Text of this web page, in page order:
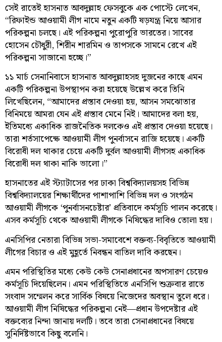
সেই রাতেই হাসনাত আবদুল্লাহ ফেসবুকে এক পোস্টে লেখেন,
“রিফাইন্ড আওয়ামী লীগ নামে নতুন একটি ষড়যন্ত্র নিয়ে আসার
পরিকল্পনা চলছে। এই পরিকল্পনা পুরোপুরি ভারতের। সাবের
হোসেন চৌধুরী, শিরীন শারমিন ও তাপসকে সামনে রেখে এই
পরিকল্পনা সাজানো হচ্ছে।”
১১ মার্চ সেনানিবাসে হাসনাত আবদুল্লাহসহ দুজনের কাছে এমন
একটি পরিকল্পনা উপস্থাপন করা হয়েছে উল্লেখ করে তিনি
লিখেছিলেন, “আমাদের প্রস্তাব দেওয়া হয়, আসন সমঝোতার
বিনিময়ে আমরা যেন এই প্রস্তাব মেনে নিই। আমাদের বলা হয়,
ইতিমধ্যে একাধিক রাজনৈতিক দলকেও এই প্রস্তাব দেওয়া হয়েছে।
তারা শর্তসাপেক্ষে আওয়ামী লীগ পুনর্বাসনে রাজি হয়েছে। একটি
বিরোধী দল থাকার চেয়ে একটি দুর্বল আওয়ামী লীগসহ একাধিক
বিরোধী দল থাকা নাকি ভালো।”
হাসনাতের এই স্ট্যাটাসের পর ঢাকা বিশ্ববিদ্যালয়সহ বিভিন্ন
বিশ্ববিদ্যালয়ের শিক্ষার্থীদের পাশাপাশি বিভিন্ন দল ও সংগঠন
আওয়ামী লীগকে ‘পুনর্বাসনচেষ্টার’ প্রতিবাদে কর্মসূচি পালন করেছে।
এসব কর্মসূচি থেকে আওয়ামী লীগকে নিষিদ্ধের দাবিও তোলা হয়।
এনসিপির নেতারা বিভিন্ন সভা-সমাবেশে বক্তব্য-বিবৃতিতে আওয়ামী
লীগের বিচার ও এই মুহূর্তে নিবন্ধন বাতিল দাবি করছেন।
এমন পরিস্থিতির মধ্যে কেউ কেউ সেনাপ্রধানের অপসারণ চেয়েও
কর্মসূচি দিয়েছিলেন। এমন পরিস্থিতিতে এনসিপি শুক্রবার রাতে
সংবাদ সম্মেলন করে সার্বিক বিষয়ে নিজেদের অবস্থান তুলে ধরে।
আওয়ামী লীগ নিষিদ্ধের পরিকল্পনা নেই—প্রধান উপদেষ্টার এই
বক্তব্যের নিন্দা জানায় দলটি। তবে তারা সেনাপ্রধানের বিষয়ে
সুনির্দিষ্টভাবে কিছু বলেনি।